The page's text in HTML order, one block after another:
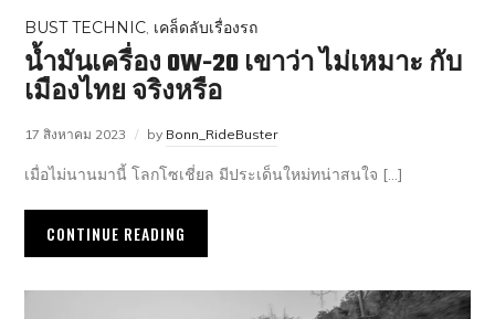
BUST TECHNIC เคล็ดลับเรื่องรถ
น้ำมันเครื่อง 0W-20 เขาว่า ไม่เหมาะ กับ
เมืองไทย จริงหรือ
17 สิงหาคม 2023 by Bonn_RideBuster
เมื่อไม่นานมานี้ โลกโซเชี่ยล มีประเด็นใหม่ทน่าสนใจ […]
CONTINUE READING